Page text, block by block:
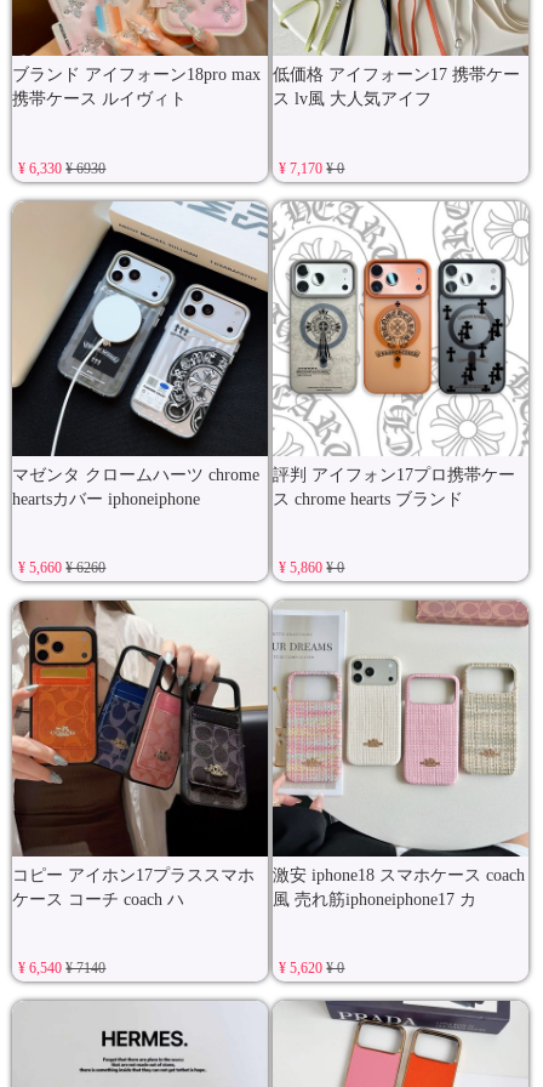
ブランド アイフォーン18pro max
携帯ケース ルイヴィト
¥ 6,330¥ 6930
低価格 アイフォーン17 携帯ケー
ス lv風 大人気アイフ
¥ 7,170¥ 0
マゼンタ クロームハーツ chrome
heartsカバー iphoneiphone
¥ 5,660¥ 6260
評判 アイフォン17プロ携帯ケー
ス chrome hearts ブランド
¥ 5,860¥ 0
コピー アイホン17プラススマホ
ケース コーチ coach ハ
¥ 6,540¥ 7140
激安 iphone18 スマホケース coach
風 売れ筋iphoneiphone17 カ
¥ 5,620¥ 0